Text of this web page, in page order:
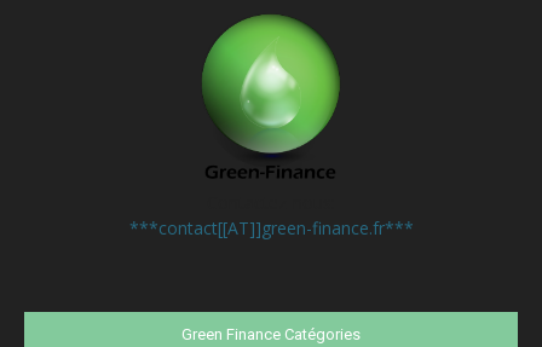
***contact[[AT]]green-finance.fr***
Green Finance Catégories